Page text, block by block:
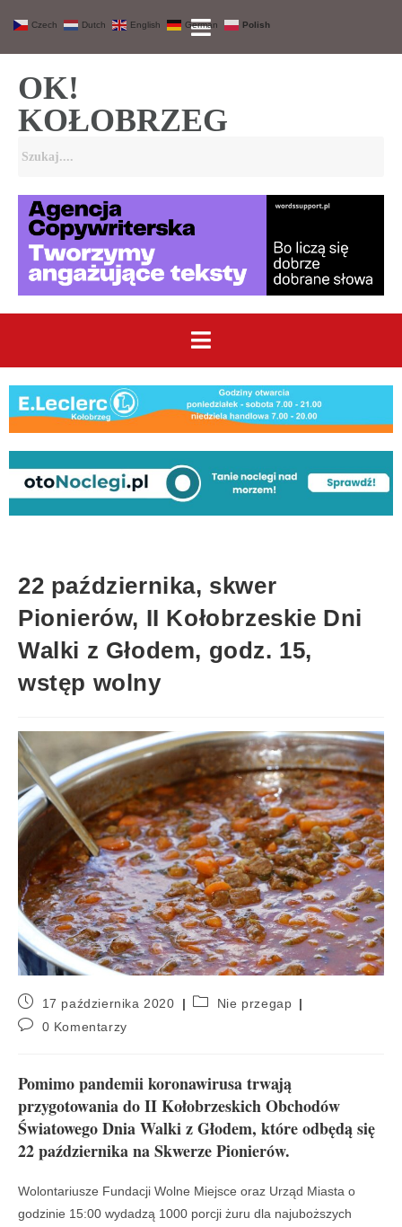
OK!
KOŁOBRZEG
22 października, skwer
Pionierów, II Kołobrzeskie Dni
Walki z Głodem, godz. 15,
wstęp wolny
17 października 2020
Nie przegap
0 Komentarzy
Pomimo pandemii koronawirusa trwają
przygotowania do II Kołobrzeskich Obchodów
Światowego Dnia Walki z Głodem, które odbędą się
22 października na Skwerze Pionierów.
Wolontariusze Fundacji Wolne Miejsce oraz Urząd Miasta o
godzinie 15:00 wydadzą 1000 porcji żuru dla najuboższych
Czech Dutch English German Polish